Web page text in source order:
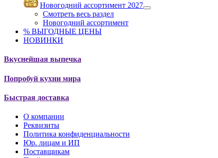
Новогодний ассортимент 2027
Смотреть весь раздел
Новогодний ассортимент
% ВЫГОДНЫЕ ЦЕНЫ
НОВИНКИ
Вкуснейшая выпечка
Попробуй кухни мира
Быстрая доставка
О компании
Реквизиты
Политика конфиденциальности
Юр. лицам и ИП
Поставщикам